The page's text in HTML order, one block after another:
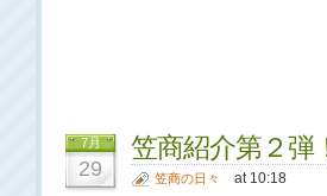
7月
29
笠商紹介第２弾
at 10:18
笠商の日々